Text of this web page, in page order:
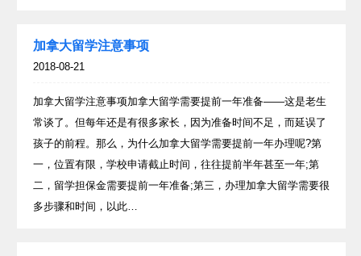
加拿大留学注意事项
2018-08-21
加拿大留学注意事项加拿大留学需要提前一年准备——这是老生
常谈了。但每年还是有很多家长，因为准备时间不足，而延误了
孩子的前程。那么，为什么加拿大留学需要提前一年办理呢?第
一，位置有限，学校申请截止时间，往往提前半年甚至一年;第
二，留学担保金需要提前一年准备;第三，办理加拿大留学需要很
多步骤和时间，以此…